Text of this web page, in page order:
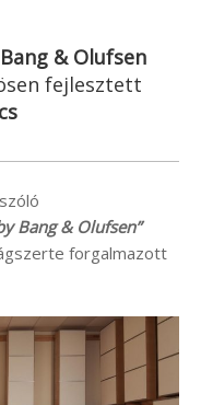
Bang & Olufsen
fejlesztett
Bang & Olufsen”
forgalmazott